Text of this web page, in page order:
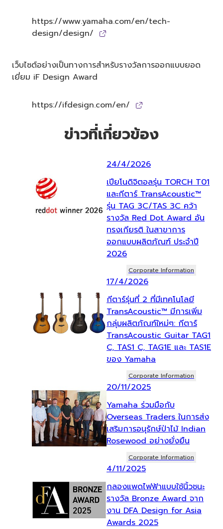
https://www.yamaha.com/en/tech-
design/design/
เว็บไซต์อย่างเป็นทางการสำหรับรางวัลการออกแบบยอด
เยี่ยม iF Design Award
https://ifdesign.com/en/
ข่าวที่เกี่ยวข้อง
24/4/2026
เปียโนดิจิตอลรุ่น TORCH T01
และกีตาร์ TransAcoustic™
รุ่น TAG 3C/TAS 3C คว้า
รางวัล Red Dot Award อัน
ทรงเกียรติ ในสาขาการ
ออกแบบผลิตภัณฑ์ ประจำปี
2026
Corporate Information
17/4/2026
กีตาร์รุ่นที่ 2 ที่มีเทคโนโลยี
TransAcoustic™ มีการเพิ่ม
กลุ่มผลิตภัณฑ์ใหม่ๆ: กีตาร์
TransAcoustic Guitar TAG1
C, TAS1 C, TAG1E และ TAS1E
ของ Yamaha
Corporate Information
20/11/2025
Yamaha ร่วมมือกับ
Overseas Traders ในการส่ง
เสริมการอนุรักษ์ป่าไม้ Indian
Rosewood อย่างยั่งยืน
Corporate Information
4/11/2025
กลองแพดไฟฟ้าแบบใช้นิ้วชนะ
รางวัล Bronze Award จาก
งาน DFA Design for Asia
Awards 2025